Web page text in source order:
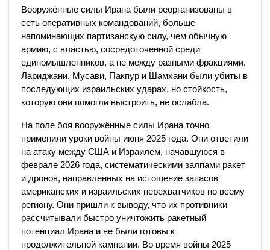
Вооружённые силы Ирана были реорганизованы в
сеть оперативных командований, больше
напоминающих партизанскую силу, чем обычную
армию, с властью, сосредоточенной среди
единомышленников, а не между разными фракциями.
Лариджани, Мусави, Пакпур и Шамхани были убиты в
последующих израильских ударах, но стойкость,
которую они помогли выстроить, не ослабла.
На поле боя вооружённые силы Ирана точно
применили уроки войны июня 2025 года. Они ответили
на атаку между США и Израилем, начавшуюся в
феврале 2026 года, систематическими залпами ракет
и дронов, направленных на истощение запасов
американских и израильских перехватчиков по всему
региону. Они пришли к выводу, что их противники
рассчитывали быстро уничтожить ракетный
потенциал Ирана и не были готовы к
продолжительной кампании. Во время войны 2025